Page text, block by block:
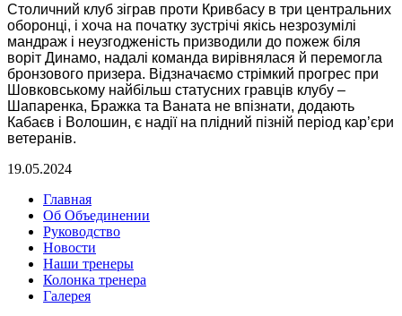
Столичний клуб зіграв проти Кривбасу в три центральних
оборонці, і хоча на початку зустрічі якісь незрозумілі
мандраж і неузгодженість призводили до пожеж біля
воріт Динамо, надалі команда вирівнялася й перемогла
бронзового призера. Відзначаємо стрімкий прогрес при
Шовковському найбільш статусних гравців клубу –
Шапаренка, Бражка та Ваната не впізнати, додають
Кабаєв і Волошин, є надії на плідний пізній період кар’єри
ветеранів.
19.05.2024
Главная
Об Объединении
Руководство
Новости
Наши тренеры
Колонка тренера
Галерея